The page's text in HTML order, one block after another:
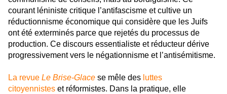
courant léniniste critique l’antifascisme et cultive un
réductionnisme économique qui considère que les Juifs
ont été exterminés parce que rejetés du processus de
production. Ce discours essentialiste et réducteur dérive
progressivement vers le négationnisme et l’antisémitisme.
La revue Le Brise-Glace se mêle des luttes
citoyennistes et réformistes. Dans la pratique, elle